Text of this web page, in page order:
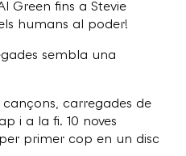
Green fins a Stevie
humans al poder!
sembla una
cançons, carregades de
i a la fi. 10 noves
primer cop en un disc